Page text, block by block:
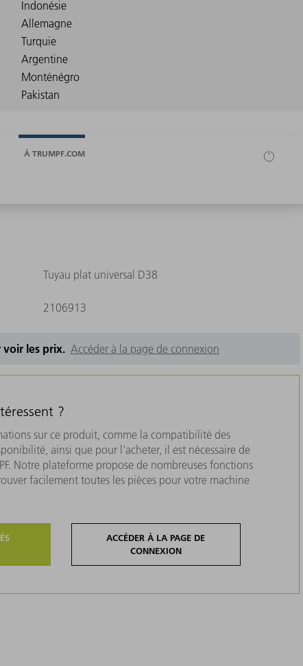
À TRUMPF.COM
Tuyau plat universal D38
2106913
les prix. Accéder à la page de connexion
?
sur ce produit, comme la compatibilité des
ainsi que pour l'acheter, il est nécessaire de
Notre plateforme propose de nombreuses fonctions
facilement toutes les pièces pour votre machine
ACCÉDER À LA PAGE DE
CONNEXION